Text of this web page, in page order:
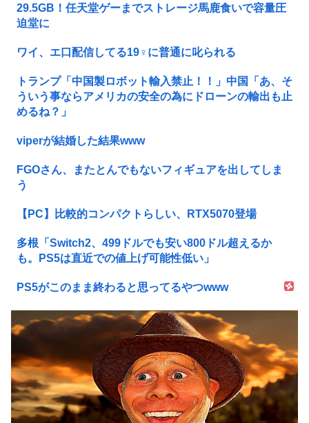
29.5GB！任天堂ゲーまでストレージ馬鹿食いで容量圧
迫堂に
ワイ、エ口配信してる19♀に普通に叱られる
トランプ「中国製ロボット輸入禁止！！」中国「あ、そ
ういう事ならアメリカの安全の為にドローンの輸出も止
めるね？」
viperが結婚した結果www
FGOさん、またとんでもないフィギュアを出してしま
う
【PC】比較的コンパクトらしい、RTX5070登場
多根「Switch2、499ドルでも安い800ドル超えるか
も。PS5は直近での値上げ可能性低い」
PS5がこのまま終わると思ってるやつwww